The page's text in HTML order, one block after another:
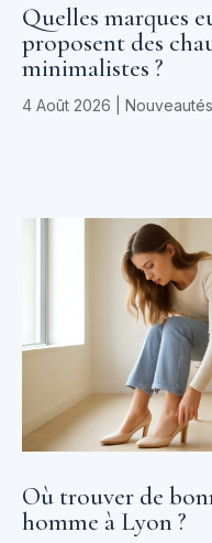
Quelles marques
proposent des
minimalistes ?
4 Août 2026 Nouveautés
Où trouver de
homme à Lyon ?